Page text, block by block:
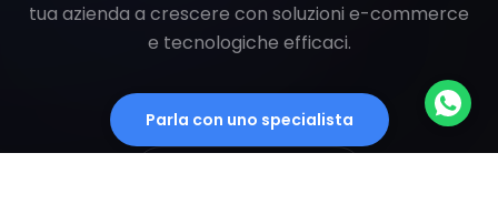
tua azienda a crescere con soluzioni e-commerce
e tecnologiche efficaci.
Parla con uno specialista